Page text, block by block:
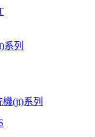
系列
(jī)系列